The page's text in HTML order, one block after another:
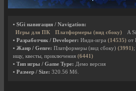
• SGi навигация / Navigation:
Игры для ПК
Платформеры (вид сбоку)
A
• Разработчик / Developer: Инди-игра (14535) от
• Жанр / Genre: Платформеры (вид сбоку) (3991)
ищу, квесты, приключения (6441)
• Тип игры / Game Type: Демо версия
• Размер / Size: 320.56 Мб.